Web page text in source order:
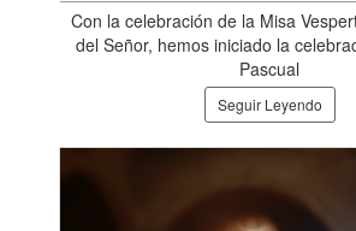
Con la celebración de la Misa
del Señor, hemos iniciado la
Pascual
Seguir Leyendo